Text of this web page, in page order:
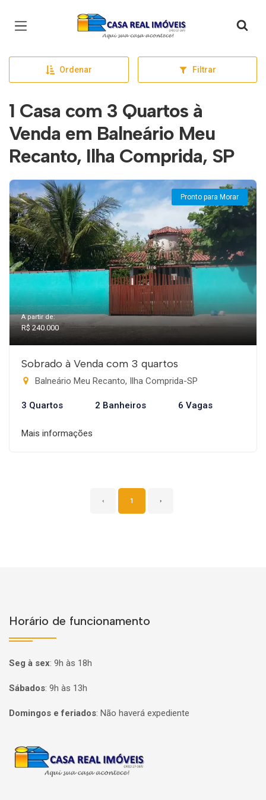
Página inicial
Ordenar Filtrar
1 Casa com 3 Quartos à
Venda em Balneário Meu
Recanto, Ilha Comprida, SP
Pronto para Morar
A partir de:
R$ 240.000
Sobrado à Venda com 3 quartos
Balneário Meu Recanto, Ilha Comprida-SP
3 Quartos 2 Banheiros 6 Vagas
Mais informações
‹ 1 ›
Horário de funcionamento
Seg à sex: 9h às 18h
Sábados: 9h às 13h
Domingos e feriados: Não haverá expediente
Página inicial